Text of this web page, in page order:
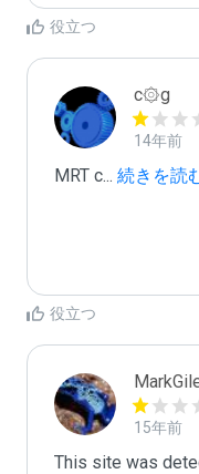
役立つ
c۞g
14年前
MRT c... 続きを読
役立つ
15年前
This site was